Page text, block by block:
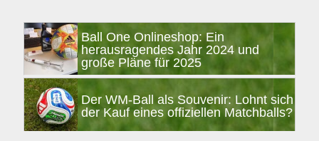
SeitenspalteBall One Onlineshop: Ein
herausragendes Jahr 2024 und
große Pläne für 2025
Der WM-Ball als Souvenir: Lohnt sich
der Kauf eines offiziellen Matchballs?